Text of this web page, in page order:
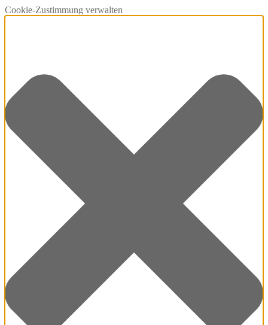
Cookie-Zustimmung verwalten